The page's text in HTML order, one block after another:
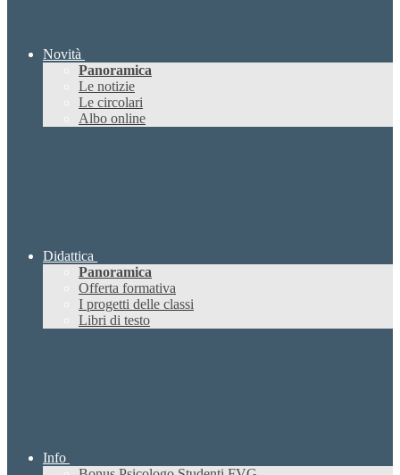
Novità
Panoramica
Le notizie
Le circolari
Albo online
Didattica
Panoramica
Offerta formativa
I progetti delle classi
Libri di testo
Info